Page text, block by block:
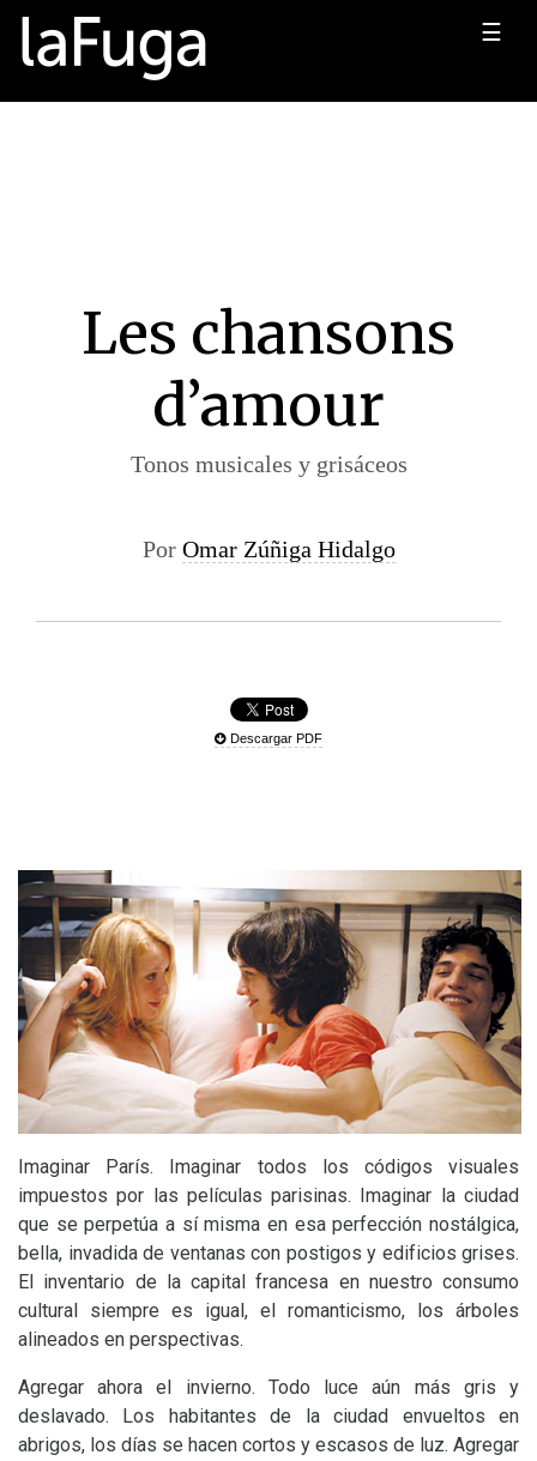
☰
Les chansons
d’amour
Tonos musicales y grisáceos
Por Omar Zúñiga Hidalgo
Descargar PDF
Imaginar París. Imaginar todos los códigos visuales
impuestos por las películas parisinas. Imaginar la ciudad
que se perpetúa a sí misma en esa perfección nostálgica,
bella, invadida de ventanas con postigos y edificios grises.
El inventario de la capital francesa en nuestro consumo
cultural siempre es igual, el romanticismo, los árboles
alineados en perspectivas.
Agregar ahora el invierno. Todo luce aún más gris y
deslavado. Los habitantes de la ciudad envueltos en
abrigos, los días se hacen cortos y escasos de luz. Agregar